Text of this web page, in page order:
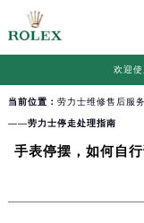
欢迎
当前位置： 劳力士维修售后服
——劳力士停走处理指南
手表停摆，如何自